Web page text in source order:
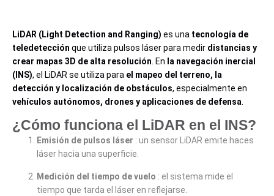
LiDAR (Light Detection and Ranging) es una tecnología de
teledetección que utiliza pulsos láser para medir distancias y
crear mapas 3D de alta resolución . En la navegación inercial
(INS), el LiDAR se utiliza para el mapeo del terreno, la
detección y localización de obstáculos, especialmente en
vehículos autónomos, drones y aplicaciones de defensa
¿Cómo funciona el LiDAR en el INS?
Emisión de pulsos láser : un sensor LiDAR emite haces
láser hacia una superficie.
Medición del tiempo de vuelo : el sistema mide el
tiempo que tarda el láser en reflejarse.